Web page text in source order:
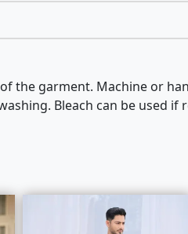
the garment. Machine or
Bleach can be used